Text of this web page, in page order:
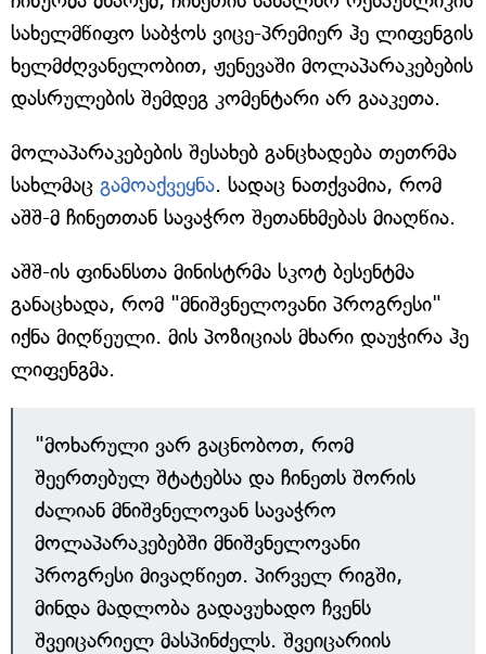
სახელმწიფო საბჭოს ვიცე-პრემიერ ჰე ლიფენგის
ხელმძღვანელობით, ჟენევაში მოლაპარაკებების
დასრულების შემდეგ კომენტარი არ გააკეთა.
მოლაპარაკებების შესახებ განცხადება თეთრმა
სახლმაც გამოაქვეყნა. სადაც ნათქვამია, რომ
აშშ-მ ჩინეთთან სავაჭრო შეთანხმებას მიაღწია.
აშშ-ის ფინანსთა მინისტრმა სკოტ ბესენტმა
განაცხადა, რომ "მნიშვნელოვანი პროგრესი"
იქნა მიღწეული. მის პოზიციას მხარი დაუჭირა ჰე
ლიფენგმა.
"მოხარული ვარ გაცნობოთ, რომ
შეერთებულ შტატებსა და ჩინეთს შორის
ძალიან მნიშვნელოვან სავაჭრო
მოლაპარაკებებში მნიშვნელოვანი
პროგრესი მივაღწიეთ. პირველ რიგში,
მინდა მადლობა გადავუხადო ჩვენს
შვეიცარიელ მასპინძელს. შვეიცარიის